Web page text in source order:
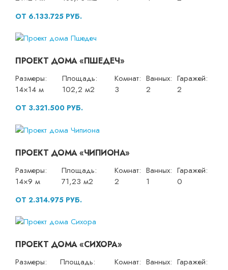
ОТ 6.133.725 РУБ.
ПРОЕКТ ДОМА «ПШЕДЕЧ»
Размеры:
14×14 м
Площадь:
102,2 м2
Комнат:
3
Ванных:
2
Гаражей:
2
ОТ 3.321.500 РУБ.
ПРОЕКТ ДОМА «ЧИПИОНА»
Размеры:
14×9 м
Площадь:
71,23 м2
Комнат:
2
Ванных:
1
Гаражей:
0
ОТ 2.314.975 РУБ.
ПРОЕКТ ДОМА «СИХОРА»
Размеры:
Площадь:
Комнат: Ванных: Гаражей: